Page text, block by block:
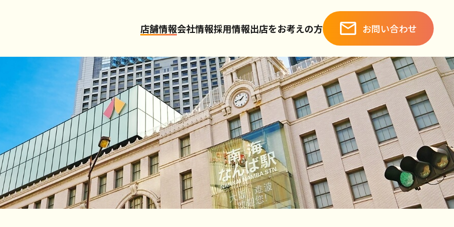
店舗情報会社情報採用情報出店をお考えの方 お問い合わせ